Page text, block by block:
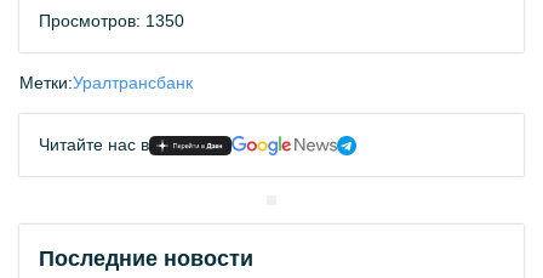
Просмотров: 1350
Метки:Уралтрансбанк
Читайте нас в
Последние новости